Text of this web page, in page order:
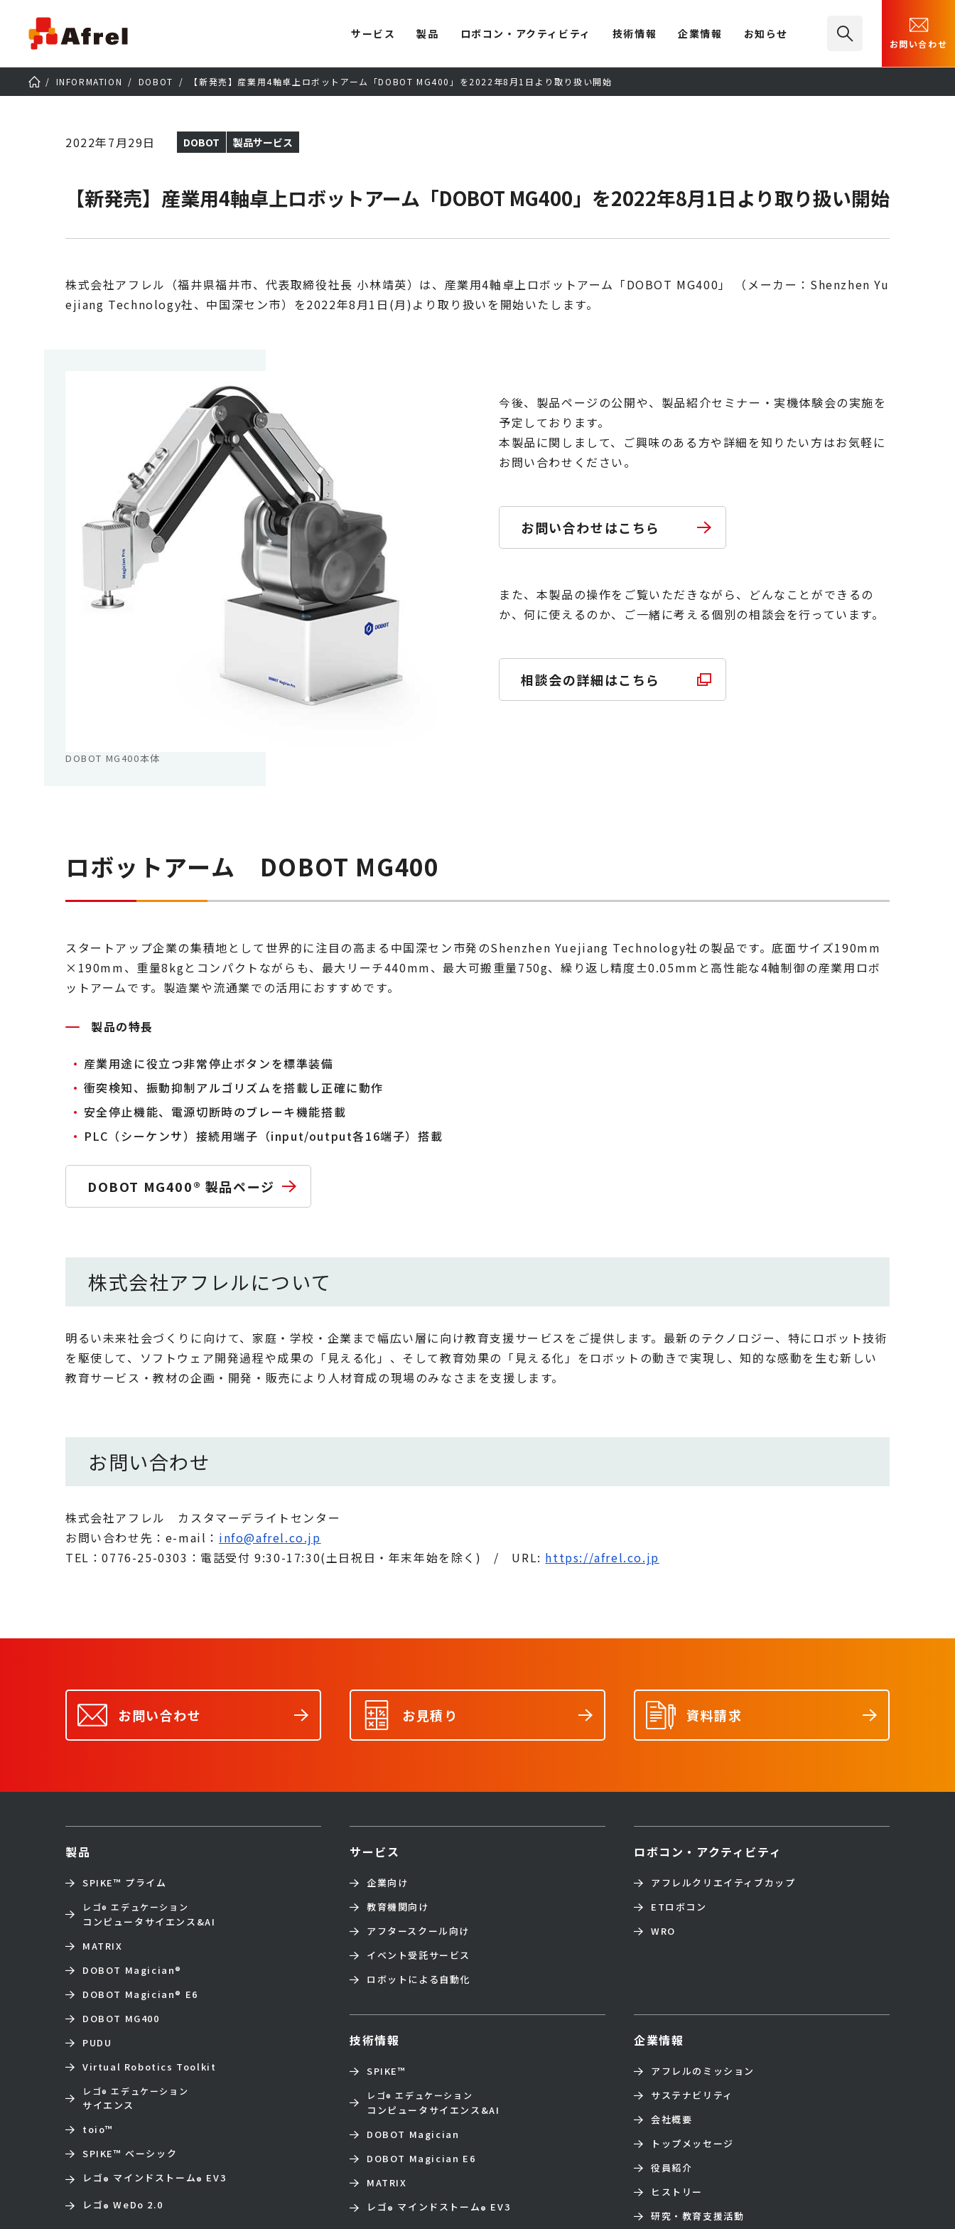
サービス 製品 ロボコン・アクティビティ 技術情報 企業情報 お知らせ
お問い合わせ
INFORMATION DOBOT 【新発売】産業用4軸卓上ロボットアーム「DOBOT MG400」を2022年8月1日より取り扱い開始
2022年7月29日 DOBOT 製品サービス
【新発売】産業用4軸卓上ロボットアーム「DOBOT MG400」を2022年8月1日より取り扱い開始
株式会社アフレル（福井県福井市、代表取締役社長 小林靖英）は、産業用4軸卓上ロボットアーム「DOBOT MG400」 （メーカー：Shenzhen Yu
ejiang Technology社、中国深セン市）を2022年8月1日(月)より取り扱いを開始いたします。
DOBOT MG400本体
今後、製品ページの公開や、製品紹介セミナー・実機体験会の実施を
予定しております。
本製品に関しまして、ご興味のある方や詳細を知りたい方はお気軽に
お問い合わせください。
お問い合わせはこちら
また、本製品の操作をご覧いただきながら、どんなことができるの
か、何に使えるのか、ご一緒に考える個別の相談会を行っています。
相談会の詳細はこちら
ロボットアーム DOBOT MG400
スタートアップ企業の集積地として世界的に注目の高まる中国深セン市発のShenzhen Yuejiang Technology社の製品です。底面サイズ190mm
×190mm、重量8kgとコンパクトながらも、最大リーチ440mm、最大可搬重量750g、繰り返し精度±0.05mmと高性能な4軸制御の産業用ロボ
ットアームです。製造業や流通業での活用におすすめです。
製品の特長
産業用途に役立つ非常停止ボタンを標準装備
衝突検知、振動抑制アルゴリズムを搭載し正確に動作
安全停止機能、電源切断時のブレーキ機能搭載
PLC（シーケンサ）接続用端子（input/output各16端子）搭載
DOBOT MG400® 製品ページ
株式会社アフレルについて
明るい未来社会づくりに向けて、家庭・学校・企業まで幅広い層に向け教育支援サービスをご提供します。最新のテクノロジー、特にロボット技術
を駆使して、ソフトウェア開発過程や成果の「見える化」、そして教育効果の「見える化」をロボットの動きで実現し、知的な感動を生む新しい
教育サービス・教材の企画・開発・販売により人材育成の現場のみなさまを支援します。
お問い合わせ
株式会社アフレル カスタマーデライトセンター
お問い合わせ先：e-mail： info@afrel.co.jp
TEL：0776-25-0303：電話受付 9:30-17:30(土日祝日・年末年始を除く) / URL: https://afrel.co.jp
お問い合わせ お見積り 資料請求
サービス
企業向け
教育機関向け
アフタースクール向け
イベント受託サービス
ロボットによる自動化
製品
SPIKE™ プライム
レゴ® エデュケーション
コンピュータサイエンス&AI
MATRIX
DOBOT Magician®
DOBOT Magician® E6
DOBOT MG400
PUDU
Virtual Robotics Toolkit
レゴ® エデュケーション
サイエンス
toio™
SPIKE™ ベーシック
レゴ® マインドストーム® EV3
レゴ® WeDo 2.0
ロボコン・アクティビティ
アフレルクリエイティブカップ
ETロボコン
WRO
技術情報
SPIKE™
レゴ® エデュケーション
コンピュータサイエンス&AI
DOBOT Magician
DOBOT Magician E6
MATRIX
レゴ® マインドストーム® EV3
企業情報
アフレルのミッション
サステナビリティ
会社概要
トップメッセージ
役員紹介
ヒストリー
研究・教育支援活動